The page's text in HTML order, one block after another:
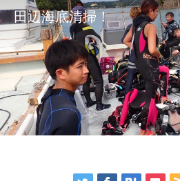
田辺海底清掃！